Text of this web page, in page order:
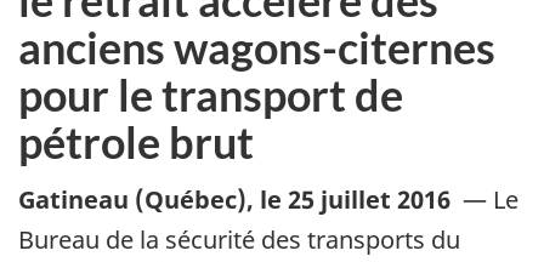
anciens wagons-citernes
pour le transport de
pétrole brut
Gatineau (Québec), le 25 juillet 2016 — Le
Bureau de la sécurité des transports du